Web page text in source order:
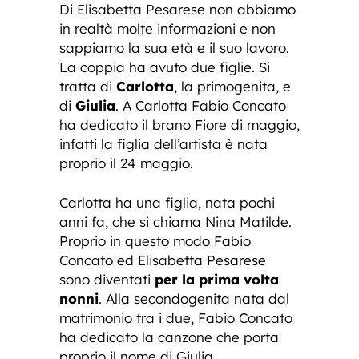
Di Elisabetta Pesarese non abbiamo
in realtà molte informazioni e non
sappiamo la sua età e il suo lavoro.
La coppia ha avuto due figlie. Si
tratta di Carlotta, la primogenita, e
di Giulia. A Carlotta Fabio Concato
ha dedicato il brano Fiore di maggio,
infatti la figlia dell’artista è nata
proprio il 24 maggio.
Carlotta ha una figlia, nata pochi
anni fa, che si chiama Nina Matilde.
Proprio in questo modo Fabio
Concato ed Elisabetta Pesarese
sono diventati per la prima volta
nonni. Alla secondogenita nata dal
matrimonio tra i due, Fabio Concato
ha dedicato la canzone che porta